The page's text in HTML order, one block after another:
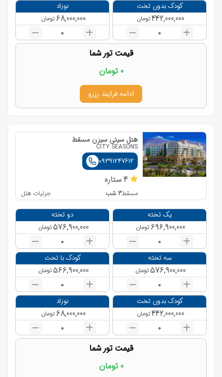
کودک بدون تخت
442,000,000تومان
0
نوزاد
68,000,000 تومان
0
قیمت تور شما
0 تومان
ادامه فرایند رزرو
هتل سیتی سیزن مسقط
CITY SEASONS
09391247612
4 ستاره
مسقط3 شب جزئیات هتل
یک تخته
696,900,000 تومان
0
دو تخته
576,900,000تومان
0
سه تخته
576,900,000تومان
0
کودک با تخت
566,900,000تومان
0
کودک بدون تخت
442,000,000تومان
0
نوزاد
68,000,000 تومان
0
قیمت تور شما
0 تومان